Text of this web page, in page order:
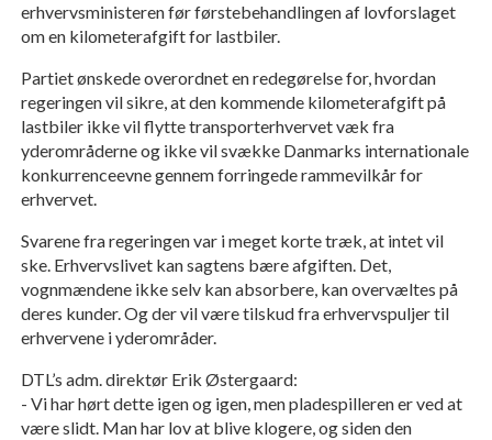
erhvervsministeren før førstebehandlingen af lovforslaget
om en kilometerafgift for lastbiler.
Partiet ønskede overordnet en redegørelse for, hvordan
regeringen vil sikre, at den kommende kilometerafgift på
lastbiler ikke vil flytte transporterhvervet væk fra
yderområderne og ikke vil svække Danmarks internationale
konkurrenceevne gennem forringede rammevilkår for
erhvervet.
Svarene fra regeringen var i meget korte træk, at intet vil
ske. Erhvervslivet kan sagtens bære afgiften. Det,
vognmændene ikke selv kan absorbere, kan overvæltes på
deres kunder. Og der vil være tilskud fra erhvervspuljer til
erhvervene i yderområder.
DTL’s adm. direktør Erik Østergaard:
- Vi har hørt dette igen og igen, men pladespilleren er ved at
være slidt. Man har lov at blive klogere, og siden den